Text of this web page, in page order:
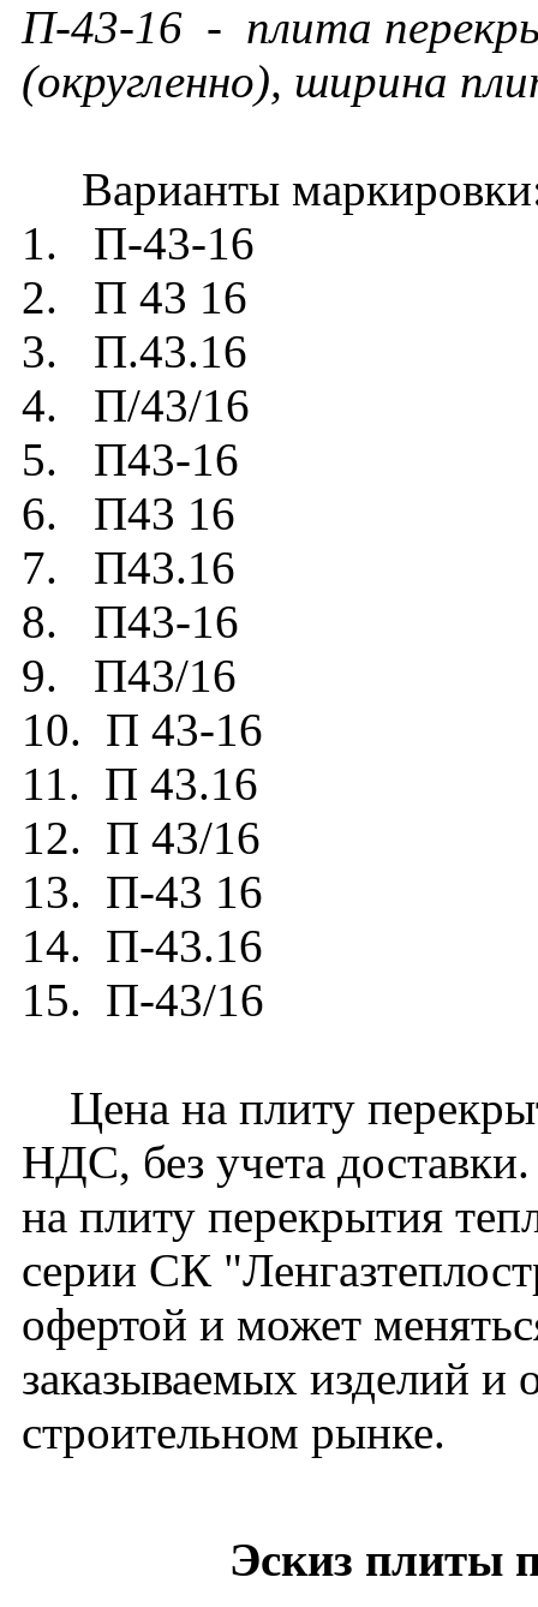
П-43-16 - плита
(округленно), ширина
Варианты
1. П-43-16
2. П 43 16
3. П.43.16
4. П/43/16
5. П43-16
6. П43 16
7. П43.16
8. П43-16
9. П43/16
10. П 43-16
11. П 43.16
12. П 43/16
13. П-43 16
14. П-43.16
15. П-43/16
Цена на плиту
НДС, без учета
на плиту перекрытия
серии СК
офертой и может
заказываемых изделий и
строительном рынке.
Эскиз плиты